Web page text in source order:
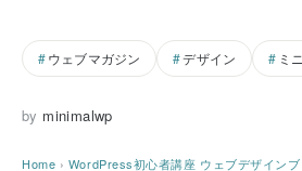
ウェブマガジン デザイン ミ
by minimalwp
Home › WordPress初心者講座 ウェブデザイン